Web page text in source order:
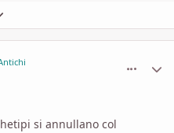
panoramica del topic
si annullano col